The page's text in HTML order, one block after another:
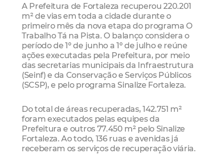
A Prefeitura de Fortaleza recuperou 220.201
m² de vias em toda a cidade durante o
primeiro mês da nova etapa do programa O
Trabalho Tá na Pista. O balanço considera o
período de 1º de junho a 1º de julho e reúne
ações executadas pela Prefeitura, por meio
das secretarias municipais da Infraestrutura
(Seinf) e da Conservação e Serviços Públicos
(SCSP), e pelo programa Sinalize Fortaleza.
Do total de áreas recuperadas, 142.751 m²
foram executados pelas equipes da
Prefeitura e outros 77.450 m² pelo Sinalize
Fortaleza. Ao todo, 136 ruas e avenidas já
receberam os serviços de recuperação viária.